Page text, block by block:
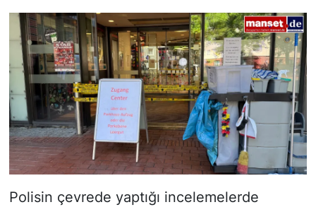
Polisin çevrede yaptığı incelemelerde